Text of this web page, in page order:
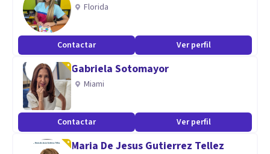
Florida
Contactar Ver perfil
Gabriela Sotomayor
Miami
Contactar Ver perfil
Maria De Jesus Gutierrez Tellez